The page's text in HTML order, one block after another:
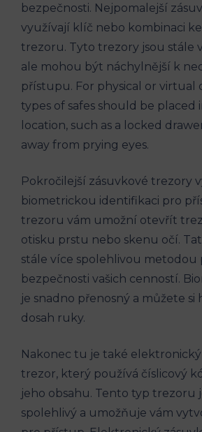
bezpečnosti. Nejpomalejší
využívají klíč nebo kombinaci
trezoru. Tyto trezory jsou stále
ale mohou být náchylnější k
přístupu. For physical or virtual
types of safes should be placed
location, such as a locked
away from prying eyes.
Pokročilejší zásuvkové trezory
biometrickou identifikaci pro
trezoru vám umožní otevřít
otisku prstu nebo skenu očí.
stále více spolehlivou metodou
bezpečnosti vašich cenností.
je snadno přenosný a můžete si
dosah ruky.
Nakonec tu je také
trezor, který používá číslicový
jeho obsahu. Tento typ trezoru
spolehlivý a umožňuje vám